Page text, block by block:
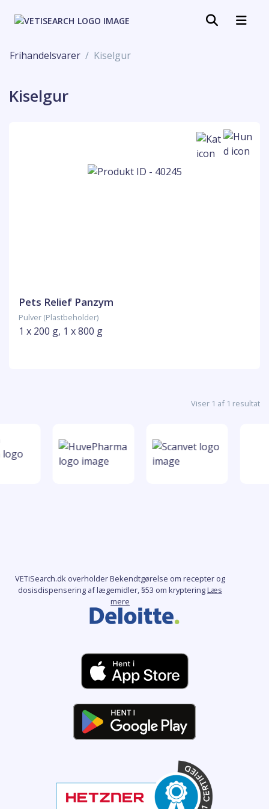
Frihandelsvarer Kiselgur
Kiselgur
Pets Relief Panzym
Pulver (Plastbeholder)
1 x 200 g, 1 x 800 g
Viser 1 af 1 resultat
VETiSearch.dk overholder Bekendtgørelse om recepter og
dosisdispensering af lægemidler, §53 om krypteringLæs
mere